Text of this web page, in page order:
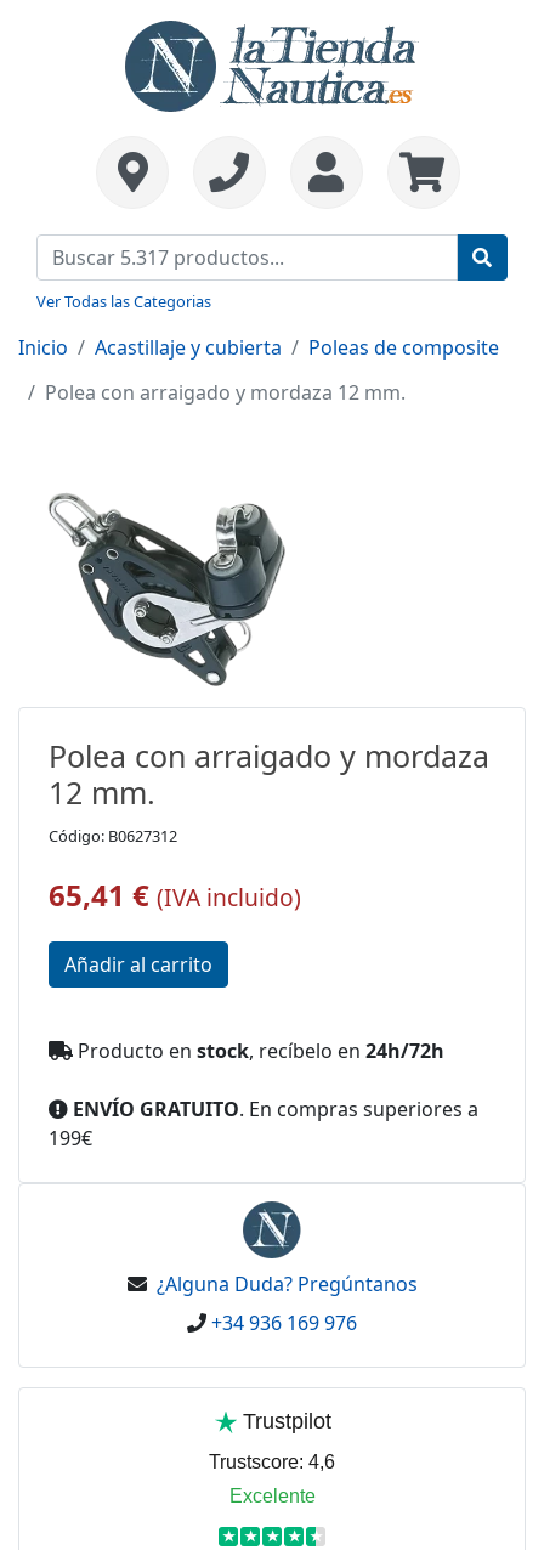
Ver Todas las Categorias
Inicio Acastillaje y cubierta
Poleas de composite
Polea con arraigado y mordaza 12 mm.
Polea con arraigado y mordaza
12 mm.
Código: B0627312
65,41 € (IVA incluido)
Producto en stock, recíbelo en 24h/72h
ENVÍO GRATUITO. En compras superiores a
199€
¿Alguna Duda? Pregúntanos
+34 936 169 976
Trustpilot
Trustscore: 4,6
Excelente
★ ★ ★ ★ ★